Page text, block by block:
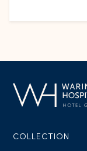
COLLECTION